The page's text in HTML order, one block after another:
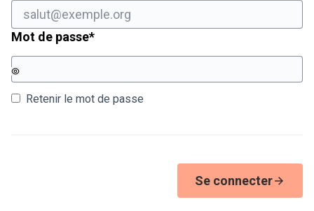
Mot de passe*Champ obligatoire
Retenir le mot de passe
Se connecter